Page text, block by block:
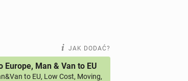
JAK DODAĆ?
Europe, Man & Van to EU
to EU, Low Cost, Moving,